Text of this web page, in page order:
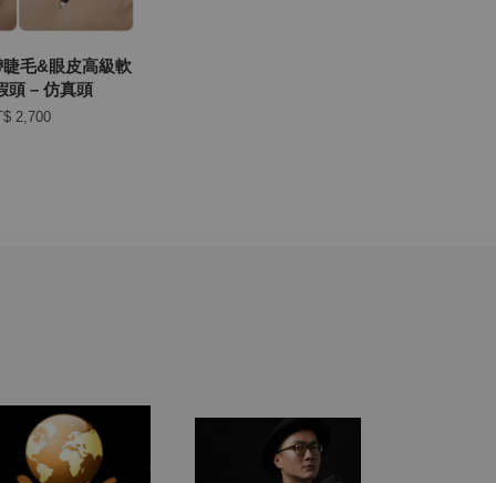
毛&眼皮高級軟
頭 – 仿真頭
2,700